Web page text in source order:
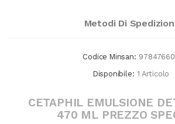
Metodi Di
Codice Minsan:
Disponibile: 1 Articolo
CETAPHIL EMULSIONE
470 ML PREZZO